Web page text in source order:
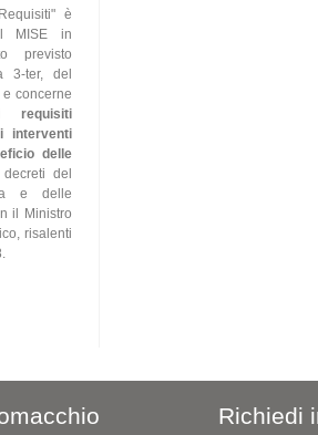
è
MISE in
previsto
3-ter, del
e concerne
requisiti
interventi
delle
del
e delle
il Ministro
risalenti
Richiedi